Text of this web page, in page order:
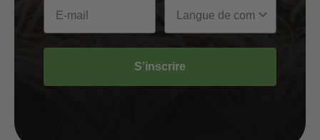
S’inscrire